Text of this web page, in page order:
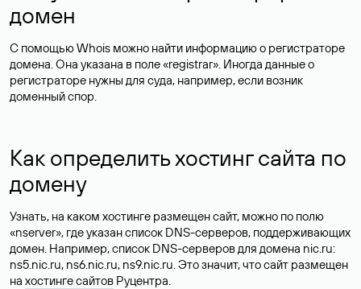
домен
С помощью Whois можно найти информацию о регистраторе
домена. Она указана в поле «registrar». Иногда данные о
регистраторе нужны для суда, например, если возник
доменный спор.
Как определить хостинг сайта по
домену
Узнать, на каком хостинге размещен сайт, можно по полю
«nserver», где указан список DNS-серверов, поддерживающих
домен. Например, список DNS-серверов для домена nic.ru:
ns5.nic.ru, ns6.nic.ru, ns9.nic.ru. Это значит, что сайт размещен
на хостинге сайтов Руцентра.